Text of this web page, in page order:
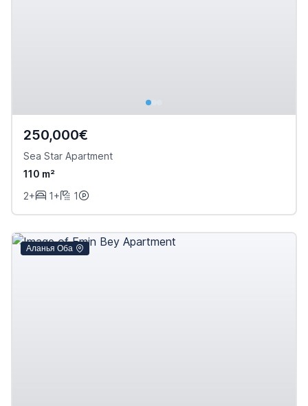
250,000€
Sea Star Apartment
110 m²
2+
1+ 1
Аланья Оба